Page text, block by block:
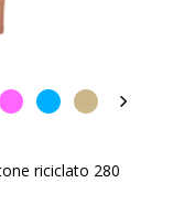
riciclato 280